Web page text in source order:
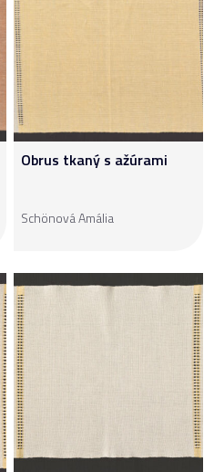
Obrus tkaný s ažúrami
Schönová Amália